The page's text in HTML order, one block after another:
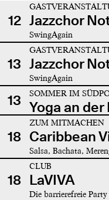
12 Jazzchor
SwingAgain
13 Jazzchor
SwingAgain
13 SOMMER IM
Yoga an
18
ZUM MITMACHEN
Caribbean
Salsa, Bachata,
18
CLUB
LaVIVA
Die barrierefreie